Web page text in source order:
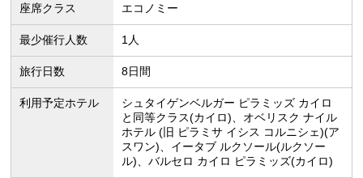
座席クラス エコノミー
最少催行人数 1人
旅行日数 8日間
利用予定ホテル
シュタイゲンベルガー ピラミッズ カイロ
と同等クラス(カイロ)、オベリスク ナイル
ホテル (旧 ピラミサ イシス コルニシェ)(ア
スワン)、イータブ ルクソール(ルクソー
ル)、バルセロ カイロ ピラミッズ(カイロ)